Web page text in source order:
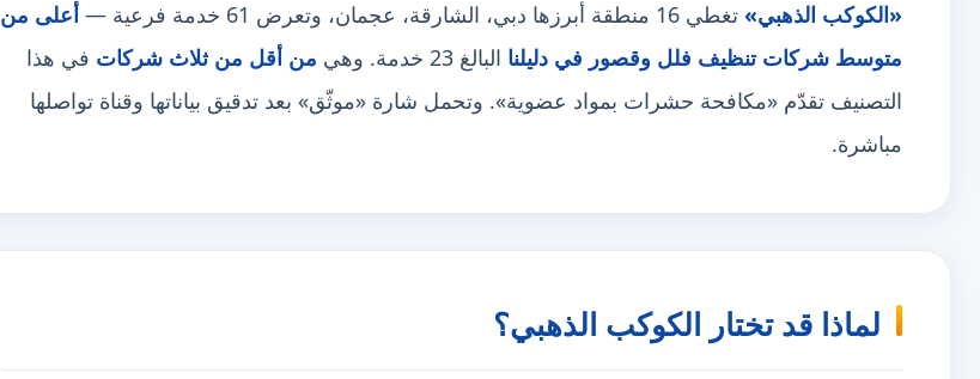
«الكوكب الذهبي» تغطي 16 منطقة أبرزها دبي، الشارقة، عجمان، وتعرض 61 خدمة فرعية —
أعلى من
متوسط شركات تنظيف فلل وقصور في دليلنا البالغ 23 خدمة. وهي من أقل من ثلاث شركات في هذا
التصنيف تقدّم «مكافحة حشرات بمواد عضوية». وتحمل شارة «موثّق» بعد تدقيق بياناتها وقناة تواصلها
مباشرة.
لماذا قد تختار الكوكب الذهبي؟